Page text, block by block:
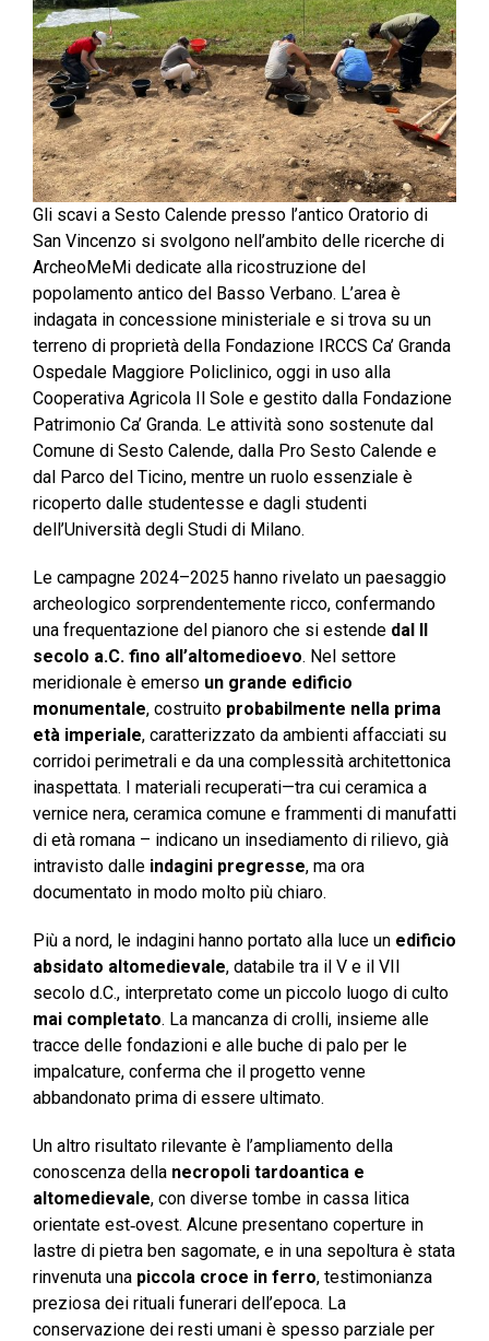
Gli scavi a Sesto Calende presso l’antico Oratorio di
San Vincenzo si svolgono nell’ambito delle ricerche di
ArcheoMeMi dedicate alla ricostruzione del
popolamento antico del Basso Verbano. L’area è
indagata in concessione ministeriale e si trova su un
terreno di proprietà della Fondazione IRCCS Ca’ Granda
Ospedale Maggiore Policlinico, oggi in uso alla
Cooperativa Agricola Il Sole e gestito dalla Fondazione
Patrimonio Ca’ Granda. Le attività sono sostenute dal
Comune di Sesto Calende, dalla Pro Sesto Calende e
dal Parco del Ticino, mentre un ruolo essenziale è
ricoperto dalle studentesse e dagli studenti
dell’Università degli Studi di Milano.
Le campagne 2024–2025 hanno rivelato un paesaggio
archeologico sorprendentemente ricco, confermando
una frequentazione del pianoro che si estende dal II
secolo a.C. fino all’altomedioevo. Nel settore
meridionale è emerso un grande edificio
monumentale, costruito probabilmente nella prima
età imperiale, caratterizzato da ambienti affacciati su
corridoi perimetrali e da una complessità architettonica
inaspettata. I materiali recuperati—tra cui ceramica a
vernice nera, ceramica comune e frammenti di manufatti
di età romana – indicano un insediamento di rilievo, già
intravisto dalle indagini pregresse, ma ora
documentato in modo molto più chiaro.
Più a nord, le indagini hanno portato alla luce un edificio
absidato altomedievale, databile tra il V e il VII
secolo d.C., interpretato come un piccolo luogo di culto
mai completato. La mancanza di crolli, insieme alle
tracce delle fondazioni e alle buche di palo per le
impalcature, conferma che il progetto venne
abbandonato prima di essere ultimato.
Un altro risultato rilevante è l’ampliamento della
conoscenza della necropoli tardoantica e
altomedievale, con diverse tombe in cassa litica
orientate est‑ovest. Alcune presentano coperture in
lastre di pietra ben sagomate, e in una sepoltura è stata
rinvenuta una piccola croce in ferro, testimonianza
preziosa dei rituali funerari dell’epoca. La
conservazione dei resti umani è spesso parziale per